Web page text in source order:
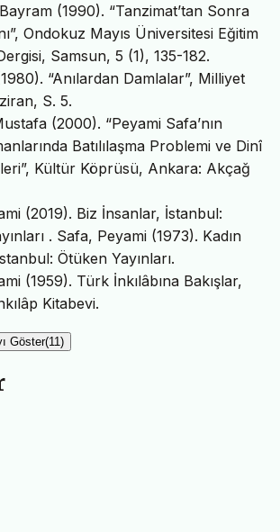
(1990). “Tanzimat’tan Sonra
Ondokuz Mayıs Üniversitesi Eğitim
Samsun, 5 (1), 135-182.
“Anılardan Damlalar”, Milliyet
S. 5.
(2000). “Peyami Safa’nın
Batılılaşma Problemi ve Dinî
Kültür Köprüsü, Ankara: Akçağ
(2019). Biz İnsanlar, İstanbul:
. Safa, Peyami (1973). Kadın
Ötüken Yayınları.
(1959). Türk İnkılâbına Bakışlar,
Kitabevi.
Göster(11)